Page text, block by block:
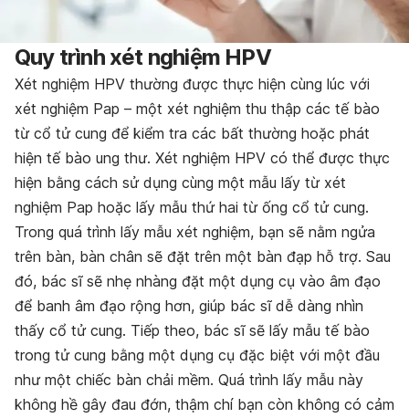
Quy trình xét nghiệm HPV
Xét nghiệm HPV thường được thực hiện cùng lúc với
xét nghiệm Pap – một xét nghiệm thu thập các tế bào
từ cổ tử cung để kiểm tra các bất thường hoặc phát
hiện tế bào ung thư. Xét nghiệm HPV có thể được thực
hiện bằng cách sử dụng cùng một mẫu lấy từ xét
nghiệm Pap hoặc lấy mẫu thứ hai từ ống cổ tử cung.
Trong quá trình lấy mẫu xét nghiệm, bạn sẽ nằm ngửa
trên bàn, bàn chân sẽ đặt trên một bàn đạp hỗ trợ. Sau
đó, bác sĩ sẽ nhẹ nhàng đặt một dụng cụ vào âm đạo
để banh âm đạo rộng hơn, giúp bác sĩ dễ dàng nhìn
thấy cổ tử cung. Tiếp theo, bác sĩ sẽ lấy mẫu tế bào
trong tử cung bằng một dụng cụ đặc biệt với một đầu
như một chiếc bàn chải mềm. Quá trình lấy mẫu này
không hề gây đau đớn, thậm chí bạn còn không có cảm